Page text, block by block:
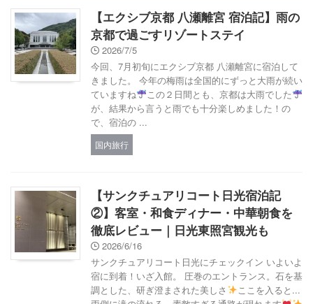
【エクシブ京都 八瀬離宮 宿泊記】雨の
京都で過ごすリゾートステイ
2026/7/5
今回、7月初旬にエクシブ京都 八瀬離宮に宿泊して
きました。 今年の梅雨は全国的にずっと大雨が続い
ていますね
この２日間とも、京都は大雨でした
が、結果から言うと雨でも十分楽しめました！の
で、宿泊の ...
国内旅行
【サンクチュアリコート日光宿泊記
②】客室・和食ディナー・中華朝食を
徹底レビュー｜日光東照宮観光も
2026/6/16
サンクチュアリコート日光にチェックイン いよいよ
宿に到着！いざ入館。 圧巻のエントランス。石を基
調とした、研ぎ澄まされた美しさ
ここを入ると...